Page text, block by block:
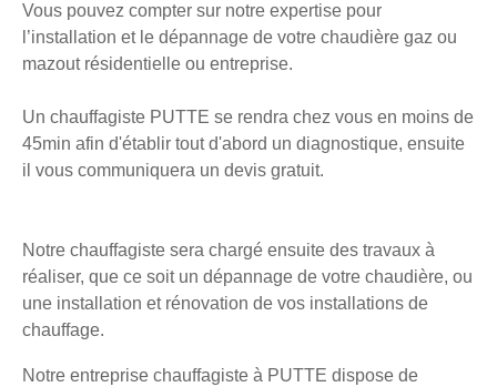
Vous pouvez compter sur notre expertise pour
l’installation et le dépannage de votre chaudière gaz ou
mazout résidentielle ou entreprise.
Un chauffagiste PUTTE se rendra chez vous en moins de
45min afin d'établir tout d'abord un diagnostique, ensuite
il vous communiquera un devis gratuit.
Notre chauffagiste sera chargé ensuite des travaux à
réaliser, que ce soit un dépannage de votre chaudière, ou
une installation et rénovation de vos installations de
chauffage.
Notre entreprise chauffagiste à PUTTE dispose de